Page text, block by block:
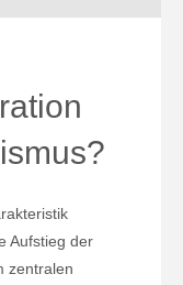
Aufstieg der
zentralen